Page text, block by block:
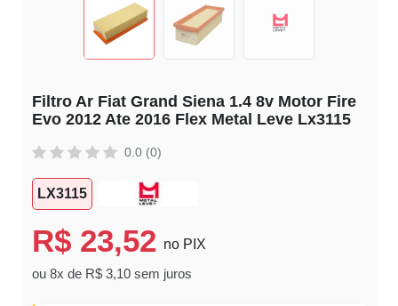
Filtro Ar Fiat Grand Siena 1.4 8v Motor Fire
Evo 2012 Ate 2016 Flex Metal Leve Lx3115
0.0 (0)
LX3115
R$ 23,52 no PIX
ou 8x de R$ 3,10 sem juros